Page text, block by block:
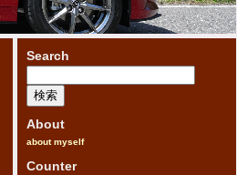
Search
索:
About
about myself
Counter